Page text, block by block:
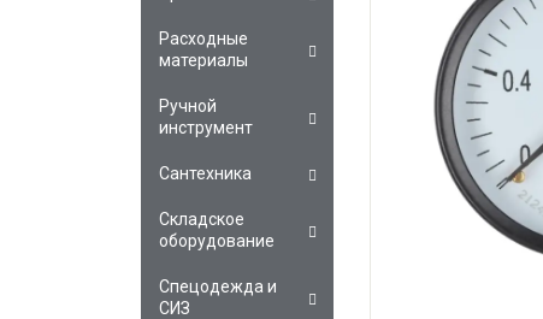
Расходные
материалы
Ручной
инструмент
Сантехника
Складское
оборудование
Спецодежда и
СИЗ